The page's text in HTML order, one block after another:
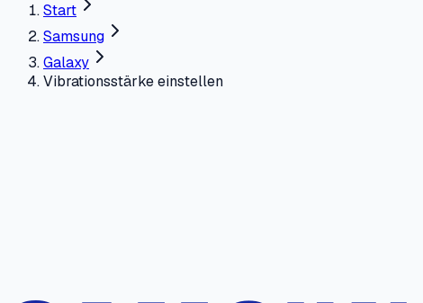
Start
Samsung
Galaxy
Vibrationsstärke einstellen